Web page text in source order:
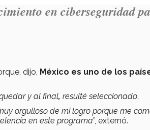
en ciberseguridad
dijo, México es uno de los
y al final, resultéseleccionado.
orgulloso de mi logro porque me
en este programa”, externó.